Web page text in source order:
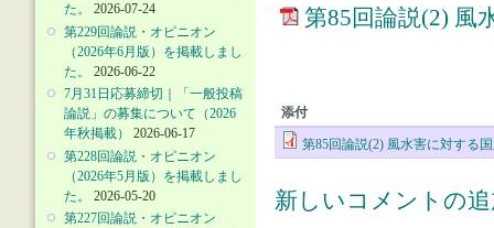
た。
2026-07-24
第229回論説・オピニオン
（2026年6月版）を掲載しまし
た。
2026-06-22
7月31日応募締切｜「一般投稿
論説」の募集について（2026
年秋掲載）
2026-06-17
第228回論説・オピニオン
（2026年5月版）を掲載しまし
た。
2026-05-20
第227回論説・オピニオン
第85回論説(2) 風
添付
第85回論説(2) 風水害に対する
新しいコメントの